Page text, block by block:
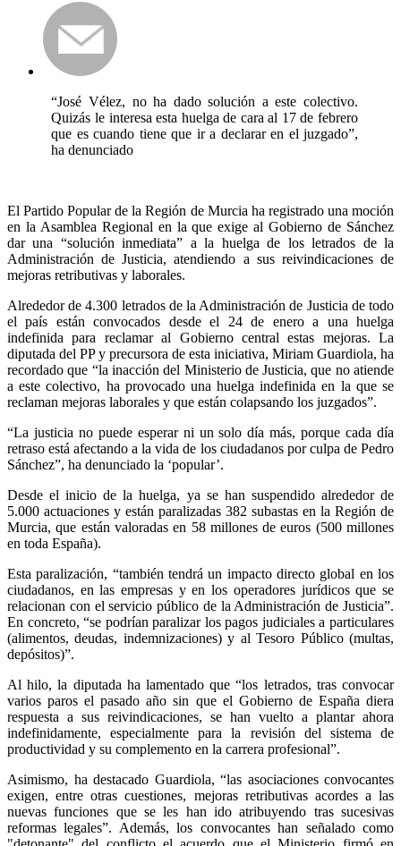
“José Vélez, no ha dado solución a este colectivo.
Quizás le interesa esta huelga de cara al 17 de febrero
que es cuando tiene que ir a declarar en el juzgado”,
ha denunciado
El Partido Popular de la Región de Murcia ha registrado una moción
en la Asamblea Regional en la que exige al Gobierno de Sánchez
dar una “solución inmediata” a la huelga de los letrados de la
Administración de Justicia, atendiendo a sus reivindicaciones de
mejoras retributivas y laborales.
Alrededor de 4.300 letrados de la Administración de Justicia de todo
el país están convocados desde el 24 de enero a una huelga
indefinida para reclamar al Gobierno central estas mejoras. La
diputada del PP y precursora de esta iniciativa, Miriam Guardiola, ha
recordado que “la inacción del Ministerio de Justicia, que no atiende
a este colectivo, ha provocado una huelga indefinida en la que se
reclaman mejoras laborales y que están colapsando los juzgados”.
“La justicia no puede esperar ni un solo día más, porque cada día
retraso está afectando a la vida de los ciudadanos por culpa de Pedro
Sánchez”, ha denunciado la ‘popular’.
Desde el inicio de la huelga, ya se han suspendido alrededor de
5.000 actuaciones y están paralizadas 382 subastas en la Región de
Murcia, que están valoradas en 58 millones de euros (500 millones
en toda España).
Esta paralización, “también tendrá un impacto directo global en los
ciudadanos, en las empresas y en los operadores jurídicos que se
relacionan con el servicio público de la Administración de Justicia”.
En concreto, “se podrían paralizar los pagos judiciales a particulares
(alimentos, deudas, indemnizaciones) y al Tesoro Público (multas,
depósitos)”.
Al hilo, la diputada ha lamentado que “los letrados, tras convocar
varios paros el pasado año sin que el Gobierno de España diera
respuesta a sus reivindicaciones, se han vuelto a plantar ahora
indefinidamente, especialmente para la revisión del sistema de
productividad y su complemento en la carrera profesional”.
Asimismo, ha destacado Guardiola, “las asociaciones convocantes
exigen, entre otras cuestiones, mejoras retributivas acordes a las
nuevas funciones que se les han ido atribuyendo tras sucesivas
reformas legales”. Además, los convocantes han señalado como